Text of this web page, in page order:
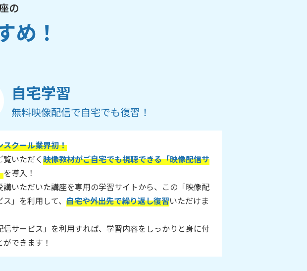
め！
の
自宅学習
無料映像配信で自宅でも復習！
スクール業界初！
いただく映像教材がご自宅でも視聴できる「映像配信サ
を導入！
講いただいた講座を専用の学習サイトから、この「映像配
」を利用して、 自宅や外出先で繰り返し復習いただけま
信サービス」を利用すれば、学習内容をしっかりと身に付
ができます！